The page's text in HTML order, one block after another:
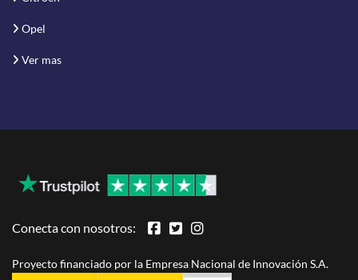
Opel
Ver mas
Conecta con nosotros:
Proyecto financiado por la Empresa Nacional de Innovación S.A.